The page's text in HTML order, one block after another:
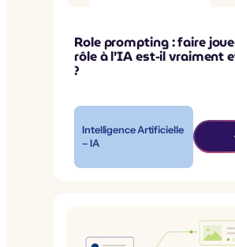
Role prompting : faire
rôle à l’IA est-il vraiment
?
Intelligence Artificielle
– IA